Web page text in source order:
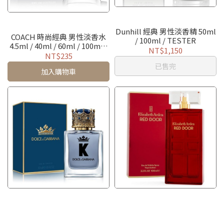
COACH 時尚經典 男性淡香水
4.5ml / 40ml / 60ml / 100ml /
TESTER
NT$235
加入購物車
Dunhill 經典 男性淡香精 50ml
/ 100ml / TESTER
NT$1,150
已售完